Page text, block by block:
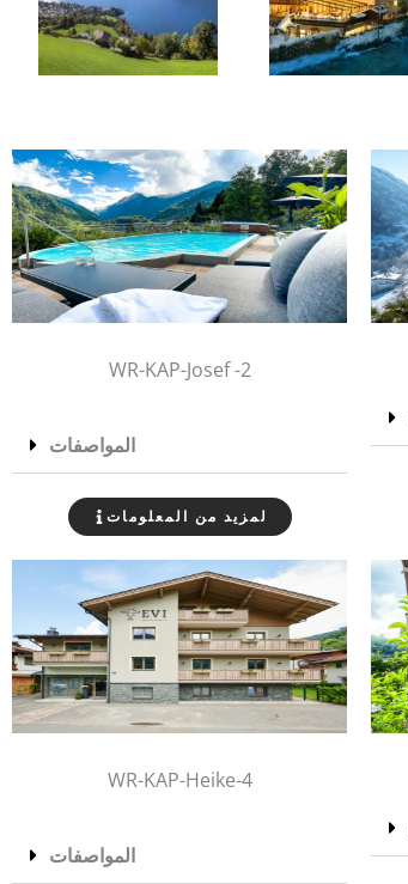
WR-KAP-Josef -2
المواصفات
لمزيد من المعلومات
WR-KAP-Heike-4
المواصفات